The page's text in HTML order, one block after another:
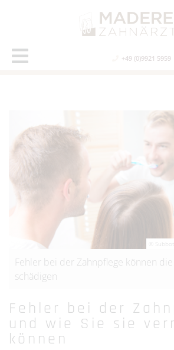
+49 (0)9921 5959
©
Fehler bei der Zahnpflege können
schädigen
Fehler bei der
und wie Sie sie
können